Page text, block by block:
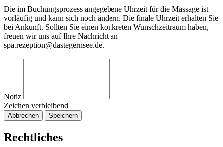
Die im Buchungsprozess angegebene Uhrzeit für die Massage ist
vorläufig und kann sich noch ändern. Die finale Uhrzeit erhalten Sie
bei Ankunft. Sollten Sie einen konkreten Wunschzeitraum haben,
freuen wir uns auf Ihre Nachricht an
spa.rezeption@dastegernsee.de.
Notiz
Zeichen verbleibend
Abbrechen Speichern
Rechtliches